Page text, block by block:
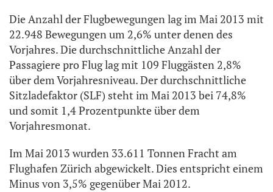
Die Anzahl der Flugbewegungen lag im Mai 2013 mit
22.948 Bewegungen um 2,6% unter denen des
Vorjahres. Die durchschnittliche Anzahl der
Passagiere pro Flug lag mit 109 Fluggästen 2,8%
über dem Vorjahresniveau. Der durchschnittliche
Sitzladefaktor (SLF) steht im Mai 2013 bei 74,8%
und somit 1,4 Prozentpunkte über dem
Vorjahresmonat.
Im Mai 2013 wurden 33.611 Tonnen Fracht am
Flughafen Zürich abgewickelt. Dies entspricht einem
Minus von 3,5% gegenüber Mai 2012.